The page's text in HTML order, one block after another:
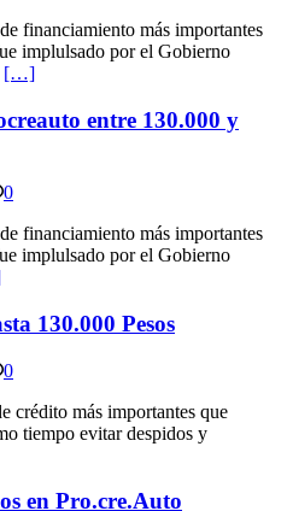
financiamiento más importantes
implulsado por el Gobierno
[…]
entre 130.000 y
0
financiamiento más importantes
implulsado por el Gobierno
130.000 Pesos
0
crédito más importantes que
tiempo evitar despidos y
en Pro.cre.Auto